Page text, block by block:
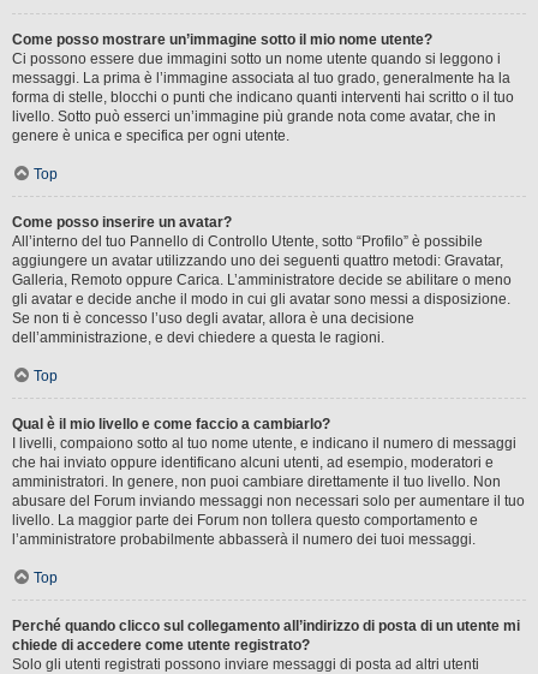
Come posso mostrare un’immagine sotto il mio nome utente?
Ci possono essere due immagini sotto un nome utente quando si leggono i
messaggi. La prima è l’immagine associata al tuo grado, generalmente ha la
forma di stelle, blocchi o punti che indicano quanti interventi hai scritto o il tuo
livello. Sotto può esserci un’immagine più grande nota come avatar, che in
genere è unica e specifica per ogni utente.
Top
Come posso inserire un avatar?
All’interno del tuo Pannello di Controllo Utente, sotto “Profilo” è possibile
aggiungere un avatar utilizzando uno dei seguenti quattro metodi: Gravatar,
Galleria, Remoto oppure Carica. L’amministratore decide se abilitare o meno
gli avatar e decide anche il modo in cui gli avatar sono messi a disposizione.
Se non ti è concesso l’uso degli avatar, allora è una decisione
dell’amministrazione, e devi chiedere a questa le ragioni.
Top
Qual è il mio livello e come faccio a cambiarlo?
I livelli, compaiono sotto al tuo nome utente, e indicano il numero di messaggi
che hai inviato oppure identificano alcuni utenti, ad esempio, moderatori e
amministratori. In genere, non puoi cambiare direttamente il tuo livello. Non
abusare del Forum inviando messaggi non necessari solo per aumentare il tuo
livello. La maggior parte dei Forum non tollera questo comportamento e
l’amministratore probabilmente abbasserà il numero dei tuoi messaggi.
Top
Perché quando clicco sul collegamento all’indirizzo di posta di un utente mi
chiede di accedere come utente registrato?
Solo gli utenti registrati possono inviare messaggi di posta ad altri utenti